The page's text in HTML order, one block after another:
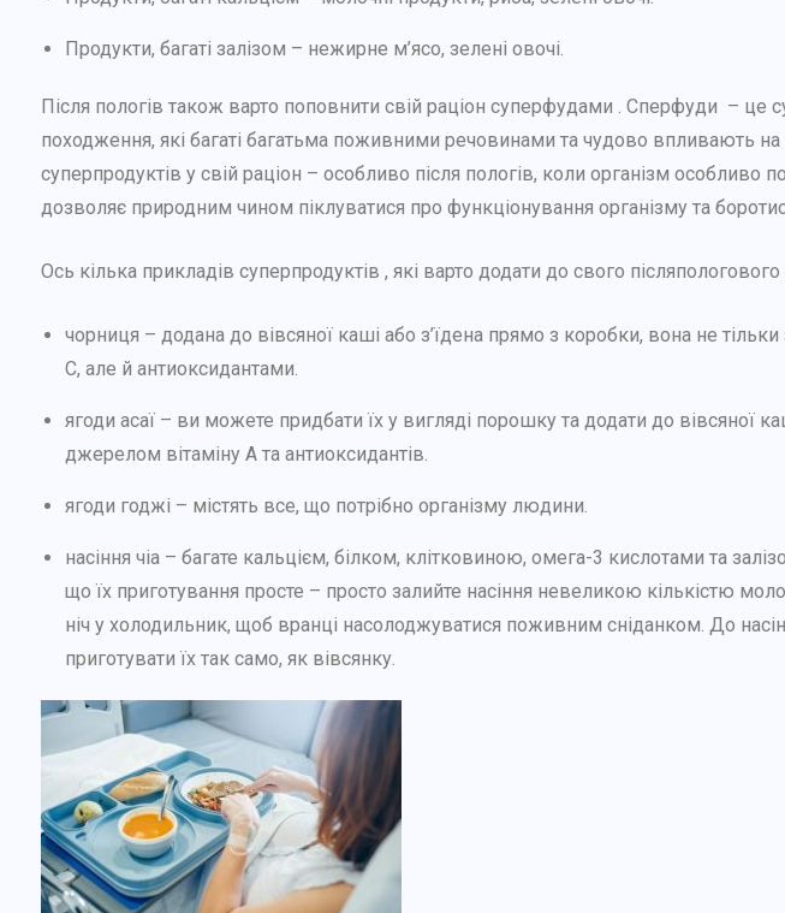
Продукти, багаті залізом – нежирне м’ясо, зелені овочі.
Після пологів також варто поповнити свій раціон суперфудами . Сперфуди – це
походження, які багаті багатьма поживними речовинами та чудово впливають
суперпродуктів у свій раціон – особливо після пологів, коли організм особливо
дозволяє природним чином піклуватися про функціонування організму та
Ось кілька прикладів суперпродуктів , які варто додати до свого післяпологового
чорниця – додана до вівсяної каші або з’їдена прямо з коробки, вона не
С, але й антиоксидантами.
ягоди асаї – ви можете придбати їх у вигляді порошку та додати до вівсяної
джерелом вітаміну А та антиоксидантів.
ягоди годжі – містять все, що потрібно організму людини.
насіння чіа – багате кальцієм, білком, клітковиною, омега-3 кислотами та
що їх приготування просте – просто залийте насіння невеликою кількістю
ніч у холодильник, щоб вранці насолоджуватися поживним сніданком. До
приготувати їх так само, як вівсянку.